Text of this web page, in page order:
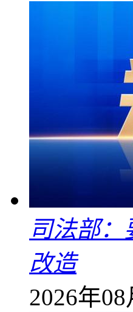
司法部
改造
2026年